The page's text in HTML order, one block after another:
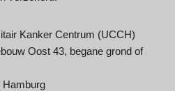
Kanker Centrum (UCCH)
Oost 43, begane grond of
Hamburg